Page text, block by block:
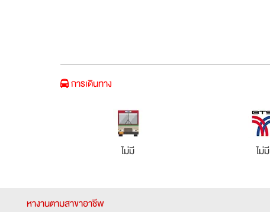
การเดินทาง
ไม่มี ไม่มี
หางานตามสาขาอาชีพ